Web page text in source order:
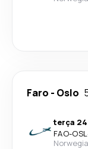
Faro - Oslo
terça 24
FAO-OSL